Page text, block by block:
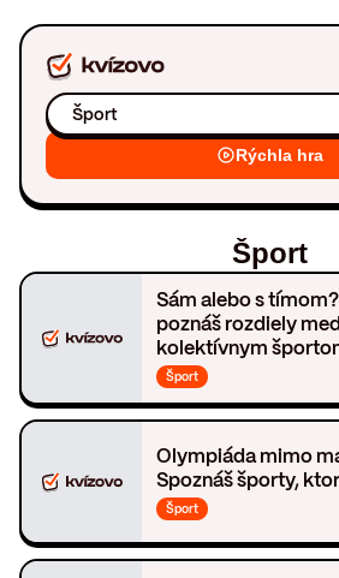
Šport
Rýchla hra
Šport
Sám alebo s
poznáš rozdiely
kolektívnym
Šport
Olympiáda mimo
Spoznáš športy,
Šport